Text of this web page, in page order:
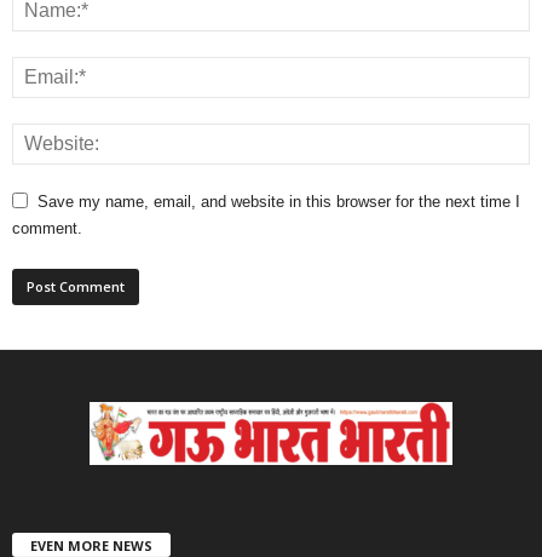
Save my name, email, and website in this browser for the next time I
comment.
EVEN MORE NEWS